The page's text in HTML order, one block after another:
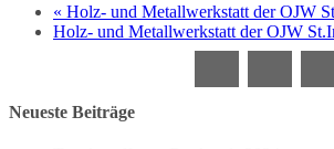
« Holz- und Metallwerkstatt der OJW
Holz- und Metallwerkstatt der OJW
Neueste Beiträge